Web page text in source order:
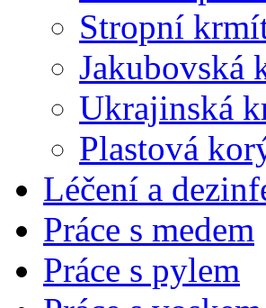
Stropní
Jakubovská
Ukrajinská
Plastová
Léčení a
Práce s medem
Práce s pylem